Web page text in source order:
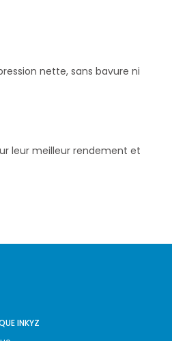
nette, sans bavure ni
leur meilleur rendement et
INKYZ